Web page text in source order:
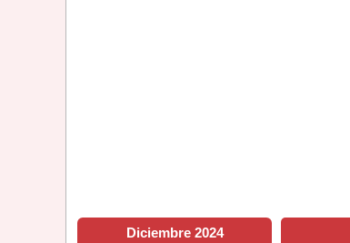
Diciembre 2024